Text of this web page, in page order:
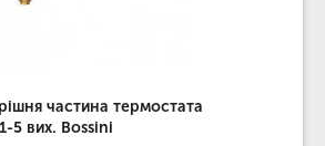
частина термостата
5 вих. Bossini